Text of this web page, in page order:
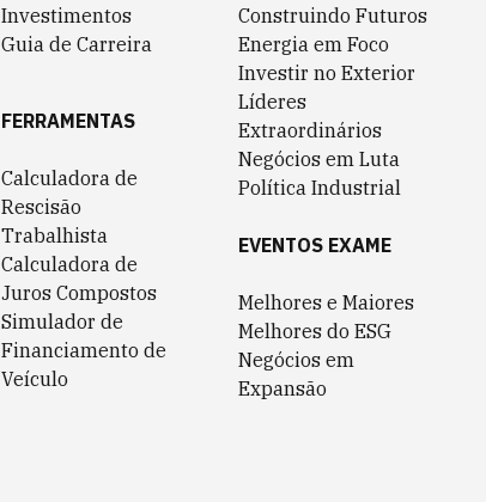
Investimentos
Guia de Carreira
FERRAMENTAS
Calculadora de
Rescisão
Trabalhista
Calculadora de
Juros Compostos
Simulador de
Financiamento de
Veículo
Construindo Futuros
Energia em Foco
Investir no Exterior
Líderes
Extraordinários
Negócios em Luta
Política Industrial
EVENTOS EXAME
Melhores e Maiores
Melhores do ESG
Negócios em
Expansão